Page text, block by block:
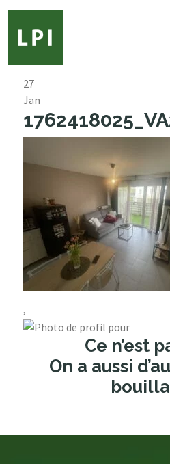
27
Jan
,
Ce n’est
On a aussi